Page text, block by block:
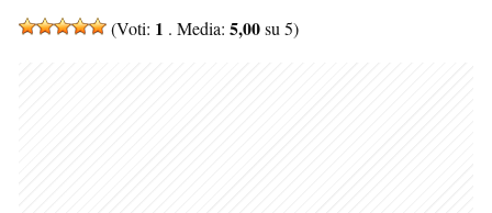
(Voti: 1 . Media: 5,00su 5)